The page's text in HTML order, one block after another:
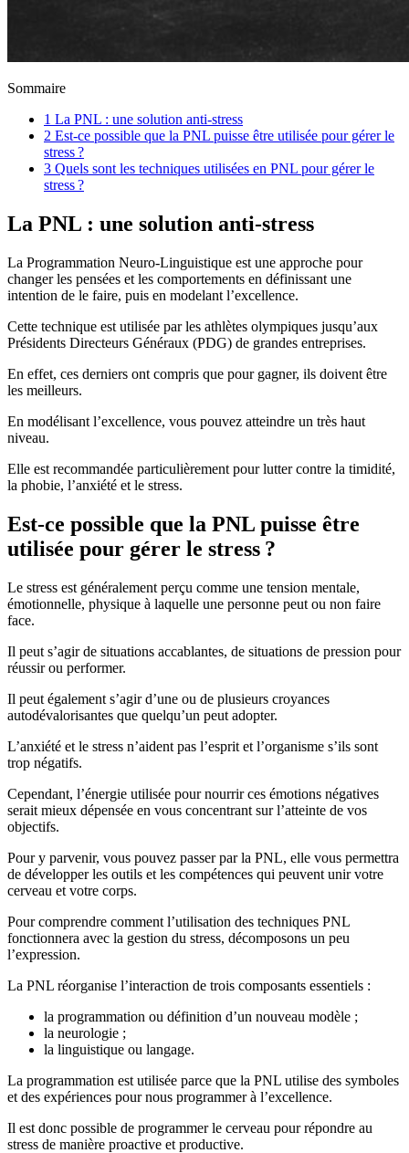
Sommaire
1 La PNL : une solution anti-stress
2 Est-ce possible que la PNL puisse être utilisée pour gérer le
stress ?
3 Quels sont les techniques utilisées en PNL pour gérer le
stress ?
La PNL : une solution anti-stress
La Programmation Neuro-Linguistique est une approche pour
changer les pensées et les comportements en définissant une
intention de le faire, puis en modelant l’excellence.
Cette technique est utilisée par les athlètes olympiques jusqu’aux
Présidents Directeurs Généraux (PDG) de grandes entreprises.
En effet, ces derniers ont compris que pour gagner, ils doivent être
les meilleurs.
En modélisant l’excellence, vous pouvez atteindre un très haut
niveau.
Elle est recommandée particulièrement pour lutter contre la timidité,
la phobie, l’anxiété et le stress.
Est-ce possible que la PNL puisse être
utilisée pour gérer le stress ?
Le stress est généralement perçu comme une tension mentale,
émotionnelle, physique à laquelle une personne peut ou non faire
face.
Il peut s’agir de situations accablantes, de situations de pression pour
réussir ou performer.
Il peut également s’agir d’une ou de plusieurs croyances
autodévalorisantes que quelqu’un peut adopter.
L’anxiété et le stress n’aident pas l’esprit et l’organisme s’ils sont
trop négatifs.
Cependant, l’énergie utilisée pour nourrir ces émotions négatives
serait mieux dépensée en vous concentrant sur l’atteinte de vos
objectifs.
Pour y parvenir, vous pouvez passer par la PNL, elle vous permettra
de développer les outils et les compétences qui peuvent unir votre
cerveau et votre corps.
Pour comprendre comment l’utilisation des techniques PNL
fonctionnera avec la gestion du stress, décomposons un peu
l’expression.
La PNL réorganise l’interaction de trois composants essentiels :
la programmation ou définition d’un nouveau modèle ;
la neurologie ;
la linguistique ou langage.
La programmation est utilisée parce que la PNL utilise des symboles
et des expériences pour nous programmer à l’excellence.
Il est donc possible de programmer le cerveau pour répondre au
stress de manière proactive et productive.